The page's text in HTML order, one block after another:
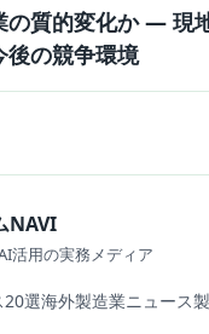
の質的変化か ― 現
後の競争環境
NAVI
活用の実務メディア
選海外製造業ニュース